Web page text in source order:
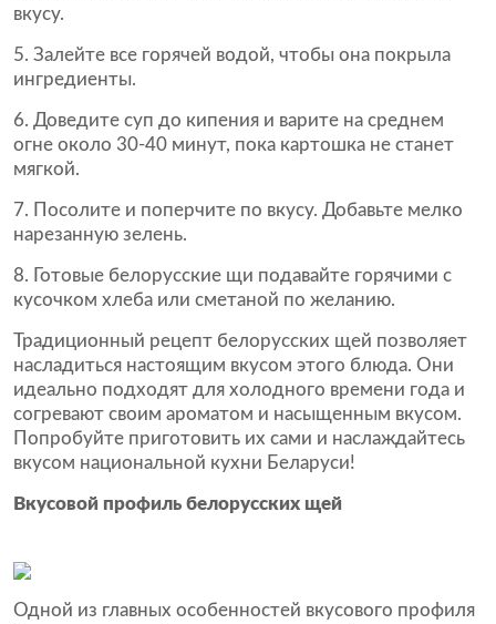
вкусу.
Залейте все горячей водой, чтобы она покрыла
ингредиенты.
Доведите суп до кипения и варите на среднем
огне около 30-40 минут, пока картошка не станет
мягкой.
Посолите и поперчите по вкусу. Добавьте мелко
нарезанную зелень.
Готовые белорусские щи подавайте горячими с
кусочком хлеба или сметаной по желанию.
Традиционный рецепт белорусских щей позволяет
насладиться настоящим вкусом этого блюда. Они
идеально подходят для холодного времени года и
согревают своим ароматом и насыщенным вкусом.
Попробуйте приготовить их сами и наслаждайтесь
вкусом национальной кухни Беларуси!
Вкусовой профиль белорусских щей
Одной из главных особенностей вкусового профиля